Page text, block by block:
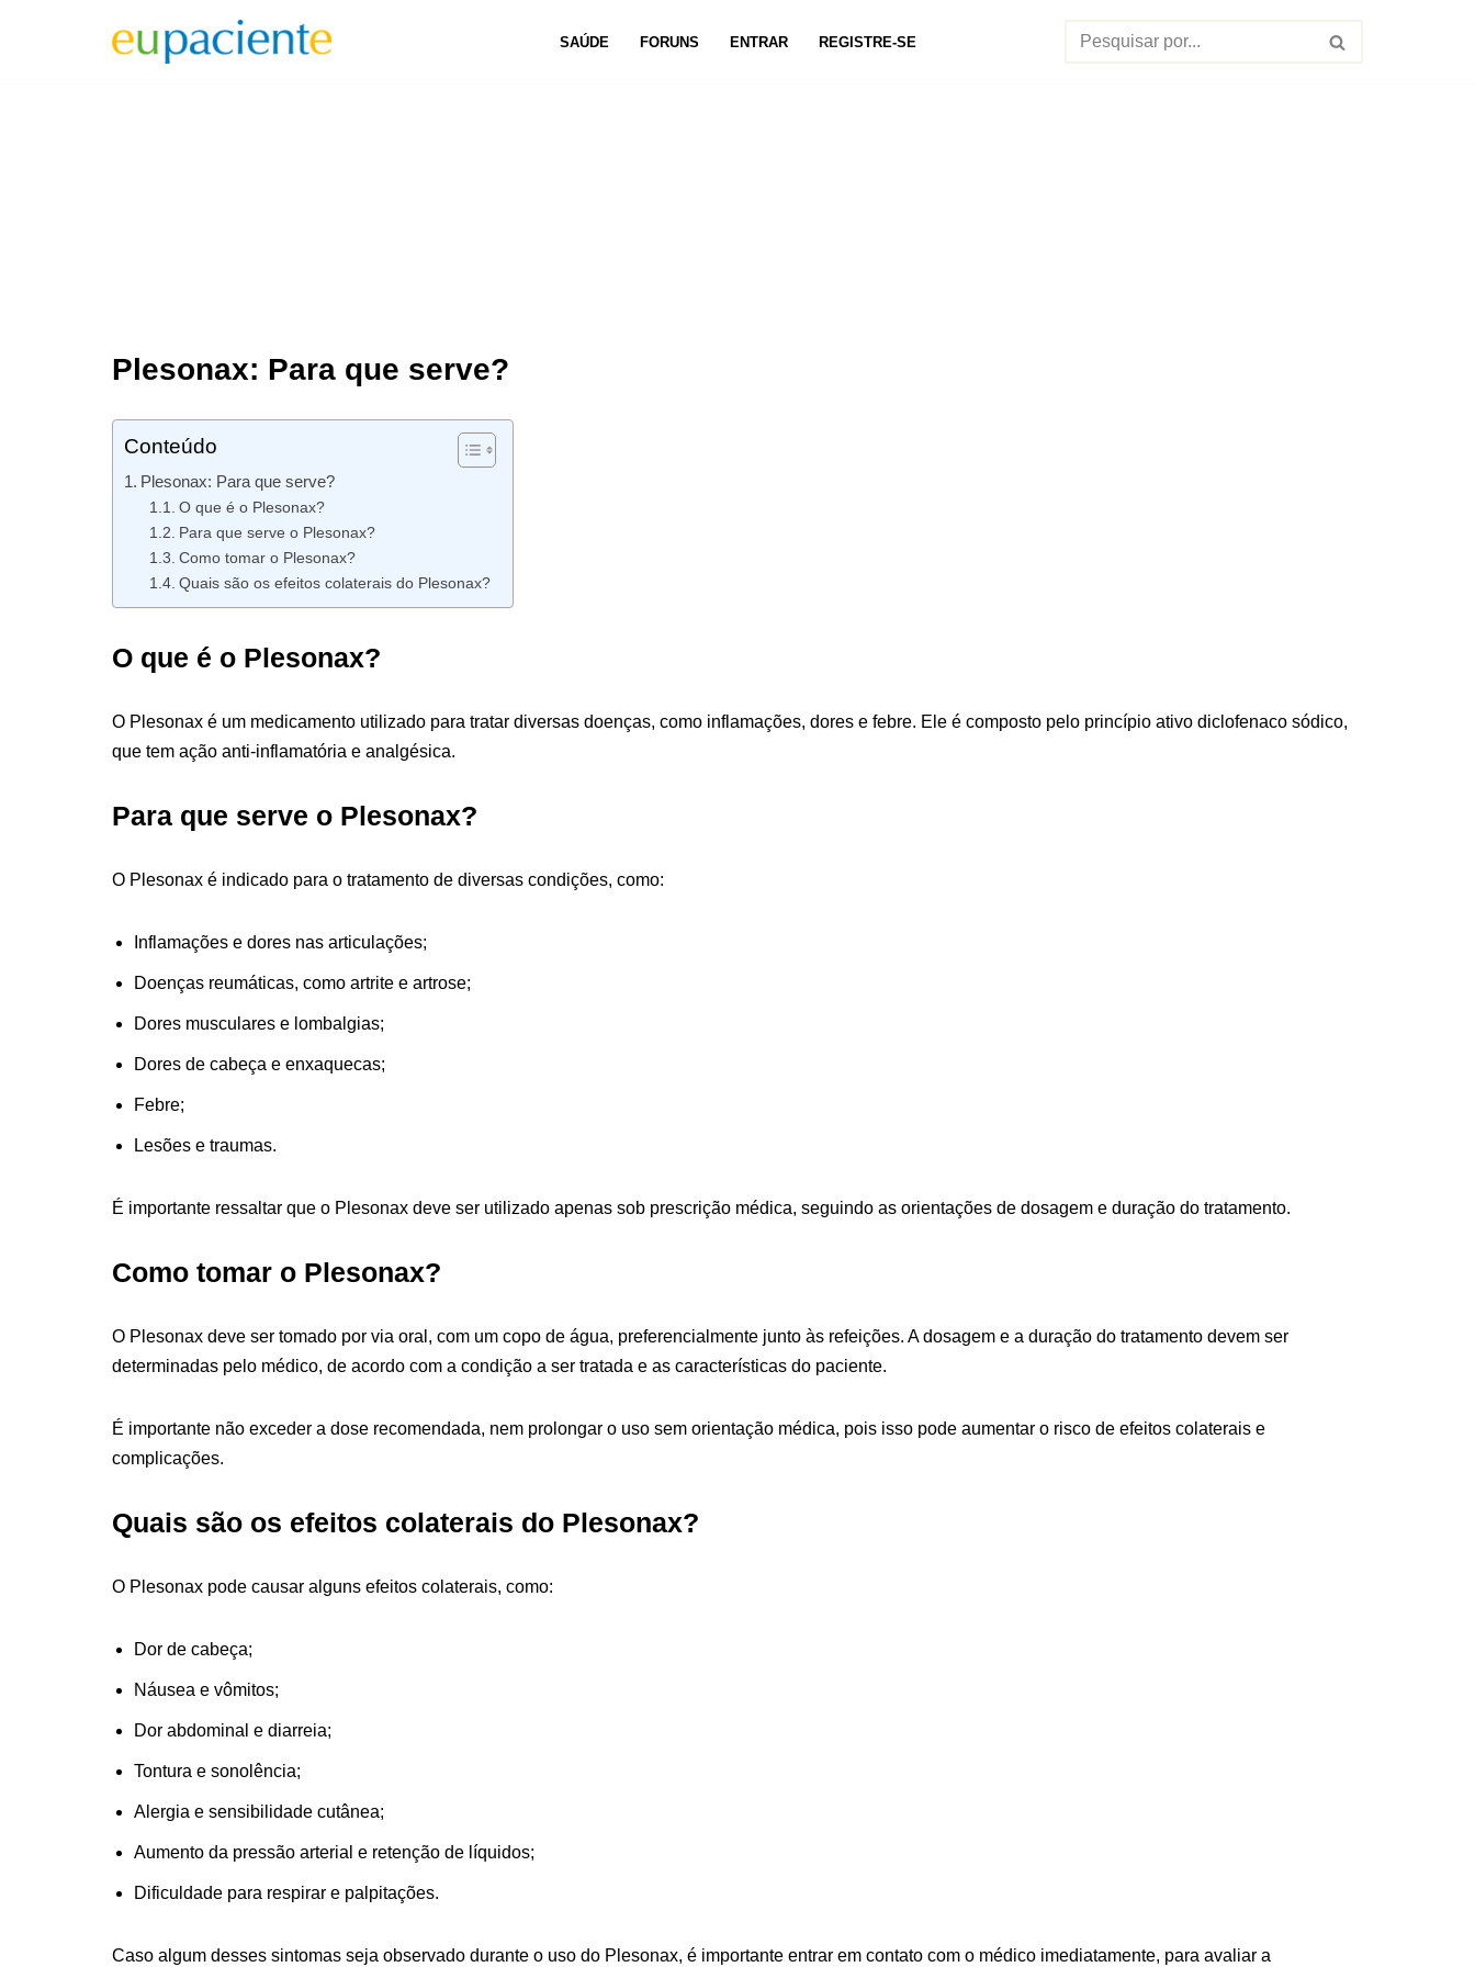
SAÚDE FORUNS ENTRAR REGISTRE-SE
Plesonax: Para que serve?
Conteúdo
Plesonax: Para que serve?
O que é o Plesonax?
Para que serve o Plesonax?
Como tomar o Plesonax?
Quais são os efeitos colaterais do Plesonax?
O que é o Plesonax?
O Plesonax é um medicamento utilizado para tratar diversas doenças, como inflamações, dores e febre. Ele é composto pelo princípio ativo diclofenaco sódico,
que tem ação anti-inflamatória e analgésica.
Para que serve o Plesonax?
O Plesonax é indicado para o tratamento de diversas condições, como:
Inflamações e dores nas articulações;
Doenças reumáticas, como artrite e artrose;
Dores musculares e lombalgias;
Dores de cabeça e enxaquecas;
Febre;
Lesões e traumas.
É importante ressaltar que o Plesonax deve ser utilizado apenas sob prescrição médica, seguindo as orientações de dosagem e duração do tratamento.
Como tomar o Plesonax?
O Plesonax deve ser tomado por via oral, com um copo de água, preferencialmente junto às refeições. A dosagem e a duração do tratamento devem ser
determinadas pelo médico, de acordo com a condição a ser tratada e as características do paciente.
É importante não exceder a dose recomendada, nem prolongar o uso sem orientação médica, pois isso pode aumentar o risco de efeitos colaterais e
complicações.
Quais são os efeitos colaterais do Plesonax?
O Plesonax pode causar alguns efeitos colaterais, como:
Dor de cabeça;
Náusea e vômitos;
Dor abdominal e diarreia;
Tontura e sonolência;
Alergia e sensibilidade cutânea;
Aumento da pressão arterial e retenção de líquidos;
Dificuldade para respirar e palpitações.
Caso algum desses sintomas seja observado durante o uso do Plesonax, é importante entrar em contato com o médico imediatamente, para avaliar a